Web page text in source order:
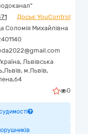
Досьє YouControl
Соломія Михайлівна
, Львівська
Львів, м.Львів,
0